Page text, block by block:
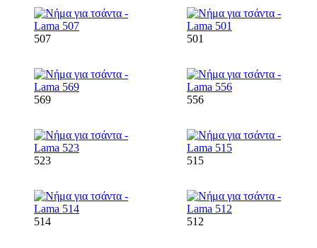
507 501
569 556
523 515
514 512